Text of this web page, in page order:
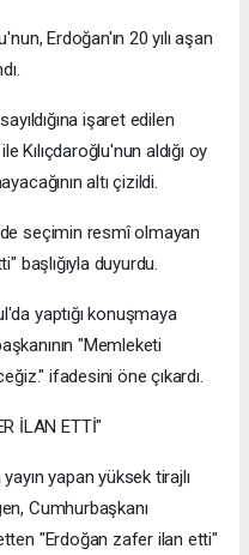
Erdoğan'ın 20 yılı aşan
işaret edilen
Kılıçdaroğlu'nun aldığı oy
altı çizildi.
de seçimin resmî olmayan
başlığıyla duyurdu.
yaptığı konuşmaya
"Memleketi
ifadesini öne çıkardı.
İLAN ETTİ"
yapan yüksek tirajlı
Cumhurbaşkanı
"Erdoğan zafer ilan etti"